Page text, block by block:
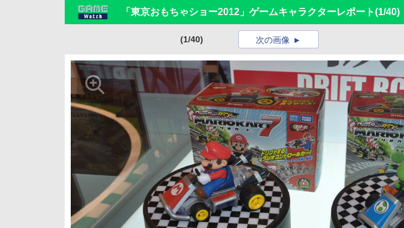
「東京おもちゃショー2012」ゲームキャラクターレポート(1/40)
(1/40) 次の画像